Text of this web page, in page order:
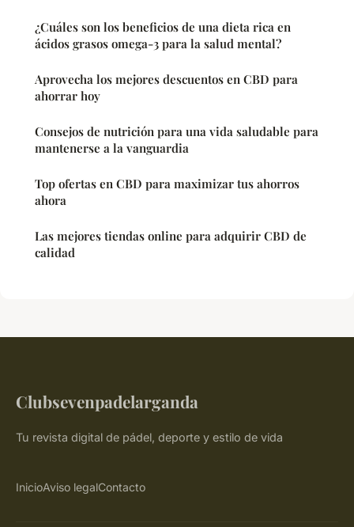
¿Cuáles son los beneficios de una dieta rica en
ácidos grasos omega-3 para la salud mental?
Aprovecha los mejores descuentos en CBD para
ahorrar hoy
Consejos de nutrición para una vida saludable para
mantenerse a la vanguardia
Top ofertas en CBD para maximizar tus ahorros
ahora
Las mejores tiendas online para adquirir CBD de
calidad
Clubsevenpadelarganda
Tu revista digital de pádel, deporte y estilo de vida
InicioAviso legalContacto